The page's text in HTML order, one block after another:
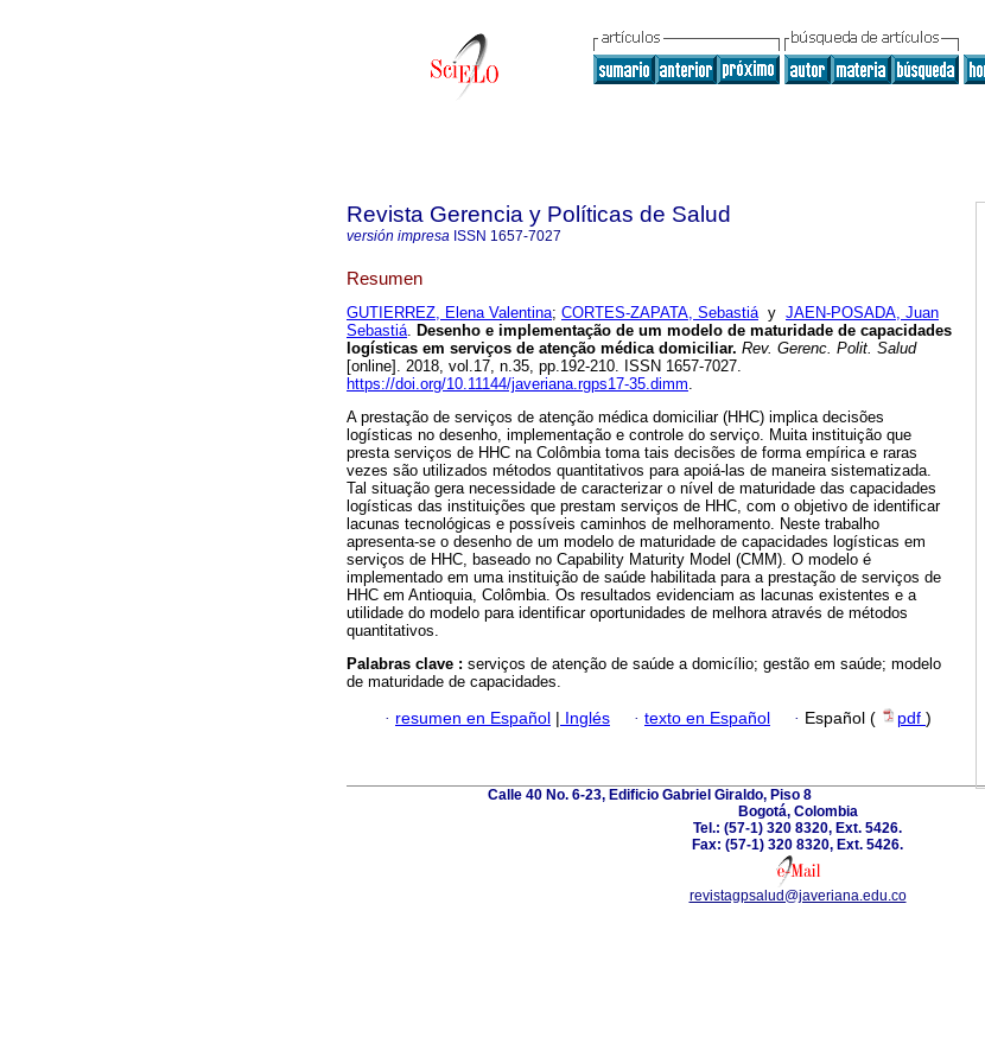
Revista Gerencia y Políticas de Salud
versión impresa ISSN 1657-7027
Resumen
GUTIERREZ, Elena Valentina; CORTES-ZAPATA, Sebastiáy JAEN-POSADA, Juan
Sebastiá. Desenho e implementação de um modelo de maturidade de capacidades
logísticas em serviços de atenção médica domiciliar. Rev. Gerenc. Polit. Salud
[online]. 2018, vol.17, n.35, pp.192-210. ISSN 1657-7027.
https://doi.org/10.11144/javeriana.rgps17-35.dimm.
A prestação de serviços de atenção médica domiciliar (HHC) implica decisões
logísticas no desenho, implementação e controle do serviço. Muita instituição que
presta serviços de HHC na Colômbia toma tais decisões de forma empírica e raras
vezes são utilizados métodos quantitativos para apoiá-las de maneira sistematizada.
Tal situação gera necessidade de caracterizar o nível de maturidade das capacidades
logísticas das instituições que prestam serviços de HHC, com o objetivo de identificar
lacunas tecnológicas e possíveis caminhos de melhoramento. Neste trabalho
apresenta-se o desenho de um modelo de maturidade de capacidades logísticas em
serviços de HHC, baseado no Capability Maturity Model (CMM). O modelo é
implementado em uma instituição de saúde habilitada para a prestação de serviços de
HHC em Antioquia, Colômbia. Os resultados evidenciam as lacunas existentes e a
utilidade do modelo para identificar oportunidades de melhora através de métodos
quantitativos.
Palabras clave : serviços de atenção de saúde a domicílio; gestão em saúde; modelo
de maturidade de capacidades.
· resumen en Español | Inglés · texto en Español · Español ( pdf )
Calle 40 No. 6-23, Edificio Gabriel Giraldo, Piso 8
Bogotá, Colombia
Tel.: (57-1) 320 8320, Ext. 5426.
Fax: (57-1) 320 8320, Ext. 5426.
revistagpsalud@javeriana.edu.co